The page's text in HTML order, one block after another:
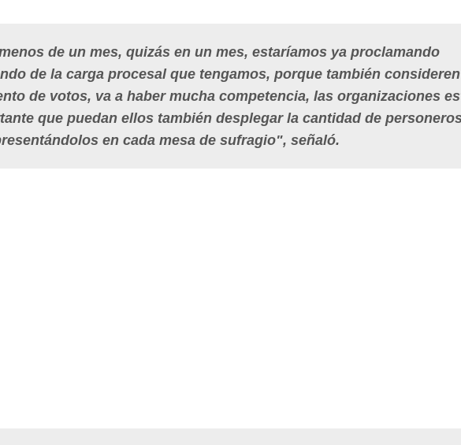
de un mes, quizás en un mes, estaríamos ya proclamando
de la carga procesal que tengamos, porque también consideren
de votos, va a haber mucha competencia, las organizaciones
que puedan ellos también desplegar la cantidad de
en cada mesa de sufragio", señaló.